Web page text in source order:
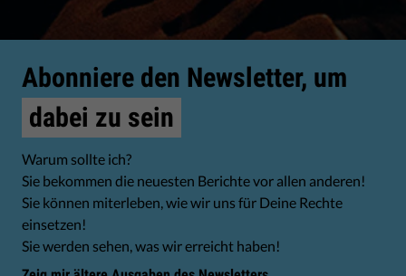
Abonniere den Newsletter, um
dabei zu sein
Warum sollte ich?
Sie bekommen die neuesten Berichte vor allen anderen!
Sie können miterleben, wie wir uns für Deine Rechte
einsetzen!
Sie werden sehen, was wir erreicht haben!